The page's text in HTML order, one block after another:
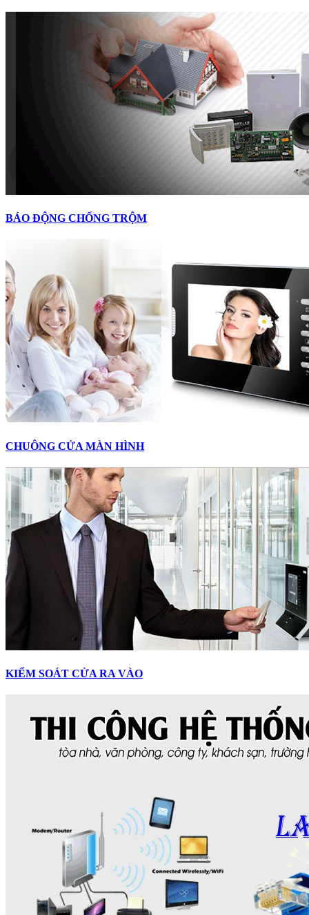
BÁO ĐỘNG CHỐNG TRỘM
CHUÔNG CỬA MÀN HÌNH
KIỂM SOÁT CỬA RA VÀO